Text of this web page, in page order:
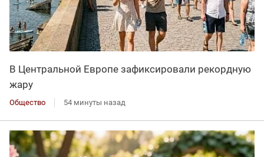
В Центральной Европе зафиксировали рекордную
жару
Общество 54 минуты назад